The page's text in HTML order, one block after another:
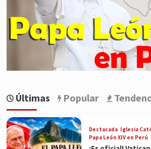
Últimas Popular
Destacada Iglesia
Papa León XIV en Perú